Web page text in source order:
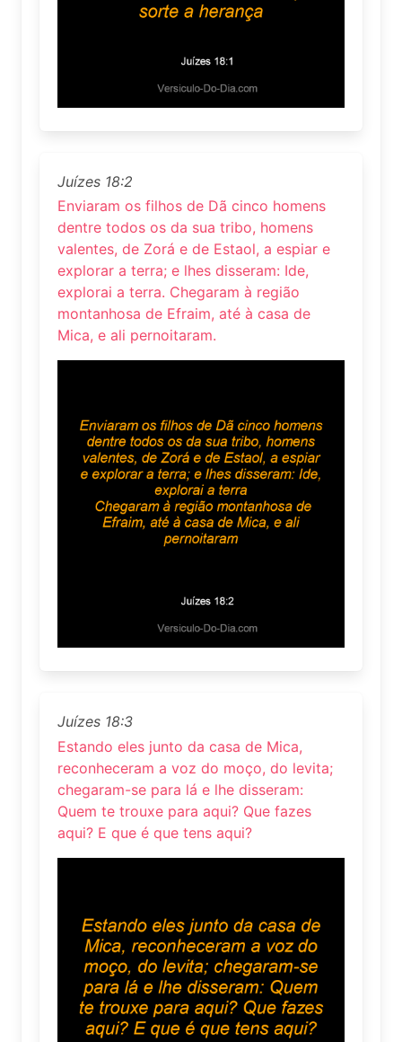
Juízes 18:2
Enviaram os filhos de Dã cinco homens
dentre todos os da sua tribo, homens
valentes, de Zorá e de Estaol, a espiar e
explorar a terra; e lhes disseram: Ide,
explorai a terra. Chegaram à região
montanhosa de Efraim, até à casa de
Mica, e ali pernoitaram.
Juízes 18:3
Estando eles junto da casa de Mica,
reconheceram a voz do moço, do levita;
chegaram-se para lá e lhe disseram:
Quem te trouxe para aqui? Que fazes
aqui? E que é que tens aqui?